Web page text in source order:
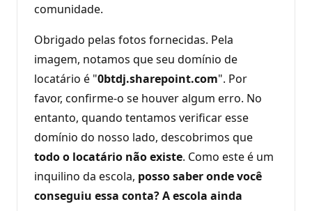
comunidade.
Obrigado pelas fotos fornecidas. Pela
imagem, notamos que seu domínio de
locatário é "0btdj.sharepoint.com". Por
favor, confirme-o se houver algum erro. No
entanto, quando tentamos verificar esse
domínio do nosso lado, descobrimos que
todo o locatário não existe. Como este é um
inquilino da escola, posso saber onde você
conseguiu essa conta? A escola ainda